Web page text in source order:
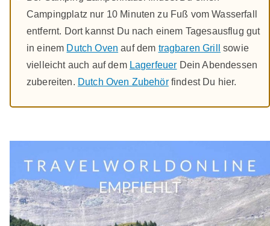
Campingplatz nur 10 Minuten zu Fuß vom Wasserfall
entfernt. Dort kannst Du nach einem Tagesausflug gut
in einem Dutch Oven auf dem tragbaren Grill
sowie
vielleicht auch auf dem Lagerfeuer Dein Abendessen
zubereiten. Dutch Oven Zubehörfindest Du hier.